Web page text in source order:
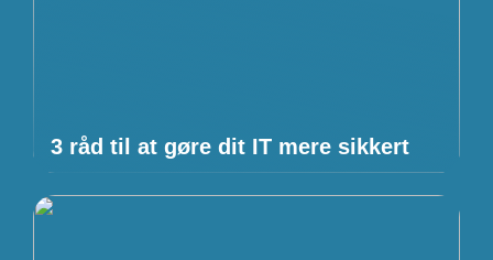
3 råd til at gøre dit IT mere sikkert